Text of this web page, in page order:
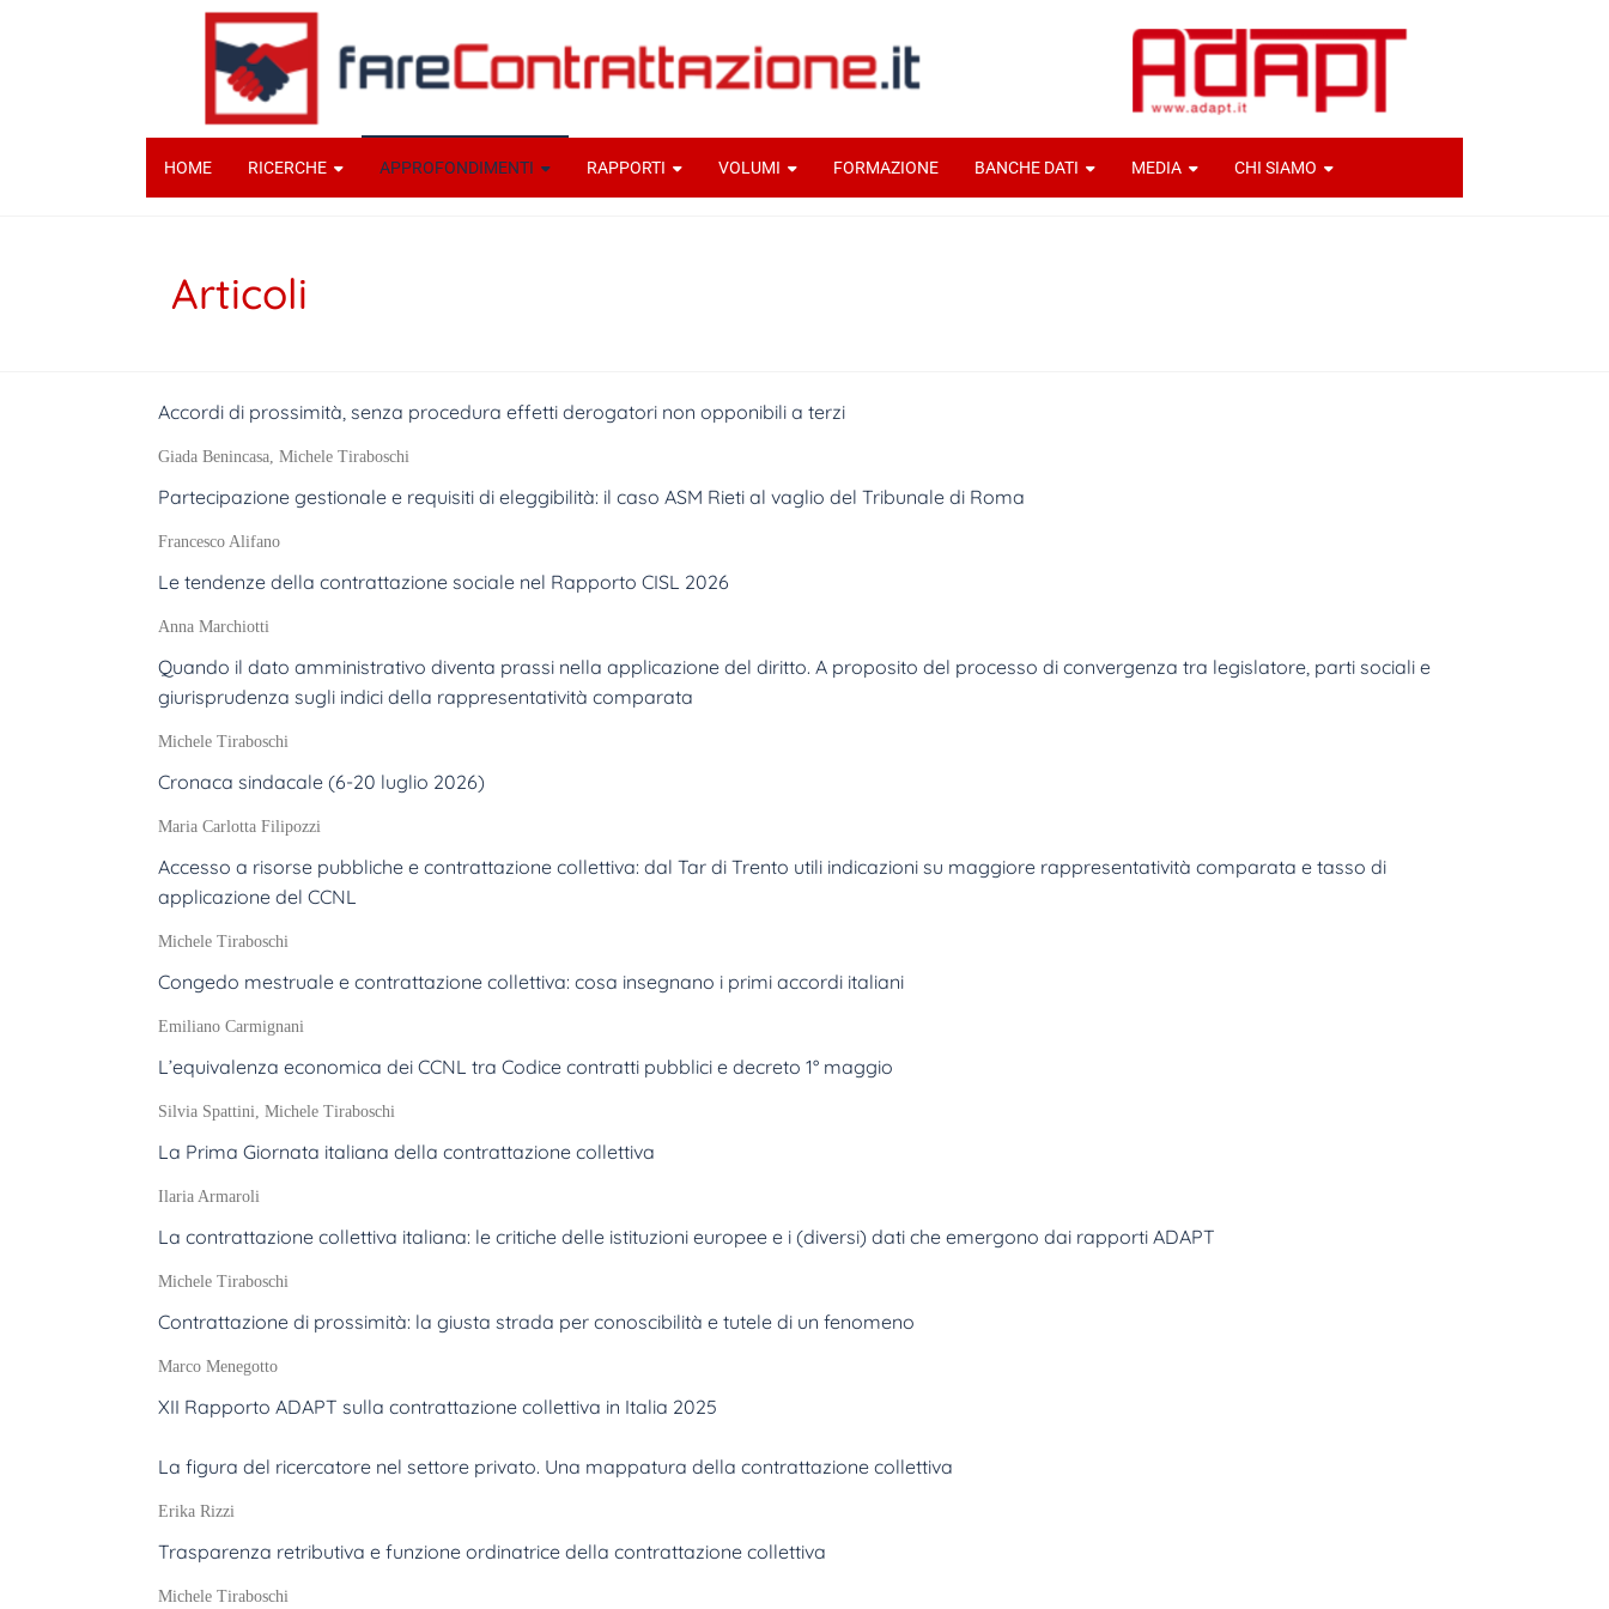
HOME RICERCHE APPROFONDIMENTI RAPPORTI VOLUMI FORMAZIONE BANCHE DATI MEDIA CHI SIAMO
Articoli
Accordi di prossimità, senza procedura effetti derogatori non opponibili a terzi
Giada Benincasa, Michele Tiraboschi
Partecipazione gestionale e requisiti di eleggibilità: il caso ASM Rieti al vaglio del Tribunale di Roma
Francesco Alifano
Le tendenze della contrattazione sociale nel Rapporto CISL 2026
Anna Marchiotti
Quando il dato amministrativo diventa prassi nella applicazione del diritto. A proposito del processo di convergenza tra legislatore, parti sociali e
giurisprudenza sugli indici della rappresentatività comparata
Michele Tiraboschi
Cronaca sindacale (6-20 luglio 2026)
Maria Carlotta Filipozzi
Accesso a risorse pubbliche e contrattazione collettiva: dal Tar di Trento utili indicazioni su maggiore rappresentatività comparata e tasso di
applicazione del CCNL
Michele Tiraboschi
Congedo mestruale e contrattazione collettiva: cosa insegnano i primi accordi italiani
Emiliano Carmignani
L’equivalenza economica dei CCNL tra Codice contratti pubblici e decreto 1° maggio
Silvia Spattini, Michele Tiraboschi
La Prima Giornata italiana della contrattazione collettiva
Ilaria Armaroli
La contrattazione collettiva italiana: le critiche delle istituzioni europee e i (diversi) dati che emergono dai rapporti ADAPT
Michele Tiraboschi
Contrattazione di prossimità: la giusta strada per conoscibilità e tutele di un fenomeno
Marco Menegotto
XII Rapporto ADAPT sulla contrattazione collettiva in Italia 2025
La figura del ricercatore nel settore privato. Una mappatura della contrattazione collettiva
Erika Rizzi
Trasparenza retributiva e funzione ordinatrice della contrattazione collettiva
Michele Tiraboschi